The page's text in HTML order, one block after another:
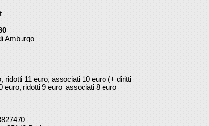
Amburgo
ridotti 11 euro, associati 10 euro (+ diritti
euro, ridotti 9 euro, associati 8 euro